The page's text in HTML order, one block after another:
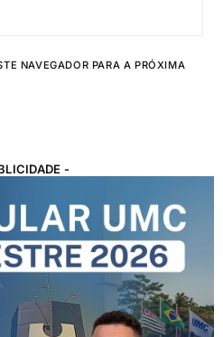
NAVEGADOR PARA A PRÓXIMA
-